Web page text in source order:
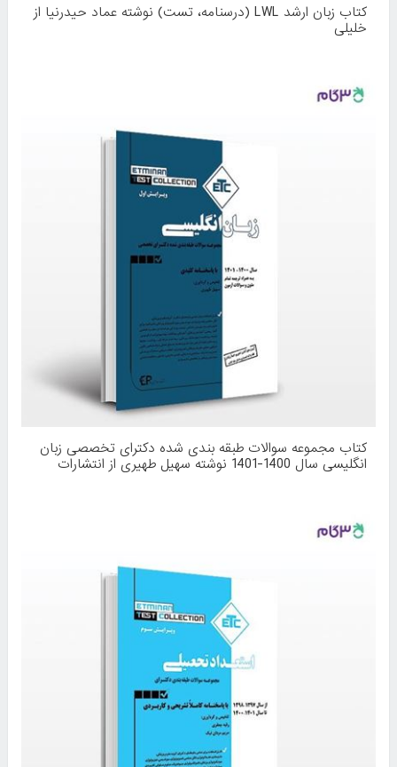
کتاب زبان ارشد LWL (درسنامه، تست) نوشته عماد حیدرنیا از
خلیلی
کتاب مجموعه سوالات طبقه بندی شده دکترای تخصصی زبان
انگلیسی سال 1400-1401 نوشته سهیل طهیری از انتشارات